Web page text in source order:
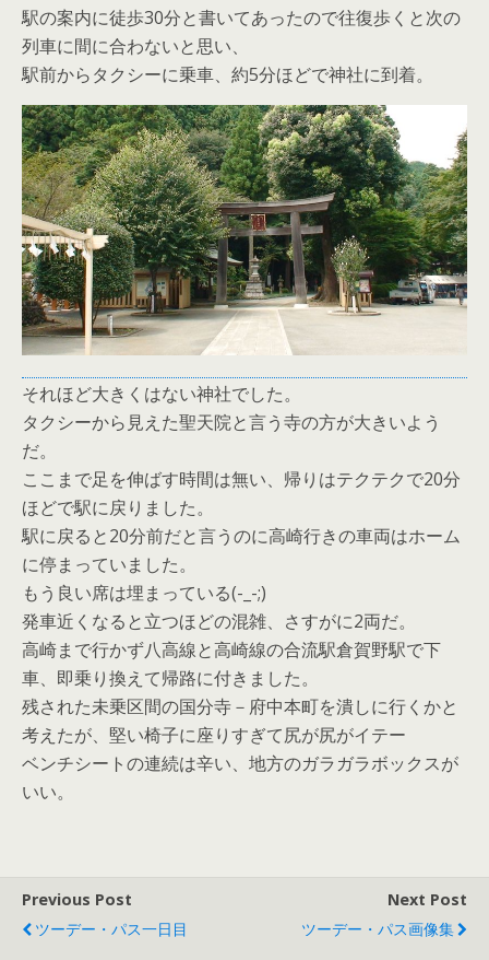
駅の案内に徒歩30分と書いてあったので往復歩くと次の
列車に間に合わないと思い、
駅前からタクシーに乗車、約5分ほどで神社に到着。
それほど大きくはない神社でした。
タクシーから見えた聖天院と言う寺の方が大きいよう
だ。
ここまで足を伸ばす時間は無い、帰りはテクテクで20分
ほどで駅に戻りました。
駅に戻ると20分前だと言うのに高崎行きの車両はホーム
に停まっていました。
もう良い席は埋まっている(-_-;)
発車近くなると立つほどの混雑、さすがに2両だ。
高崎まで行かず八高線と高崎線の合流駅倉賀野駅で下
車、即乗り換えて帰路に付きました。
残された未乗区間の国分寺－府中本町を潰しに行くかと
考えたが、堅い椅子に座りすぎて尻が尻がイテー
ベンチシートの連続は辛い、地方のガラガラボックスが
いい。
Previous Post
ツーデー・パス一日目
Next Post
ツーデー・パス画像集